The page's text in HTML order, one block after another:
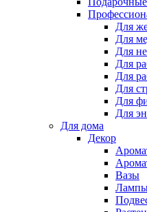
Для
Для
Для
Для
Для
Для
Для
Для
Для дома
Декор
Вазы